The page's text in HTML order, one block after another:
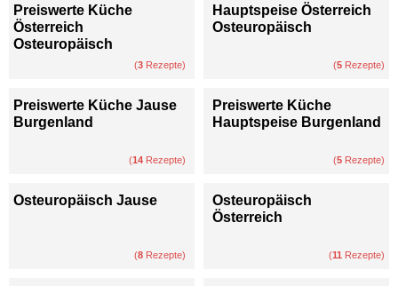
Preiswerte Küche
Österreich
Osteuropäisch
(3 Rezepte)
Hauptspeise Österreich
Osteuropäisch
(5 Rezepte)
Preiswerte Küche Jause
Burgenland
(14 Rezepte)
Preiswerte Küche
Hauptspeise Burgenland
(5 Rezepte)
Osteuropäisch Jause
(8 Rezepte)
Osteuropäisch
Österreich
(11 Rezepte)